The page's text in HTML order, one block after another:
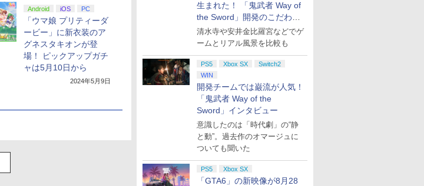
生まれた！ 「鬼武者 Way of
the Sword」開発のこだわり
を目撃！
清水寺や安井金比羅宮などでゲ
ームとリアル風景を比較も
PS5 Xbox SX
Switch2
WIN
開発チームでは巌流が人気！
「鬼武者 Way of the
Sword」インタビュー
意識したのは「時代劇」の“静
と動”。過去作のオマージュに
ついても聞いた
PS5 Xbox SX
「GTA6」の新映像が8月28
Android iOS PC
「ウマ娘 プリティーダ
ービー」に新衣装のア
グネスタキオンが登
場！ ピックアップガチ
ャは5月10日から
2024年5月9日